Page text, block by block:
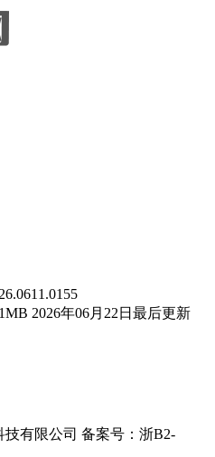
2026年06月22日最后更新
有限公司 备案号：浙B2-